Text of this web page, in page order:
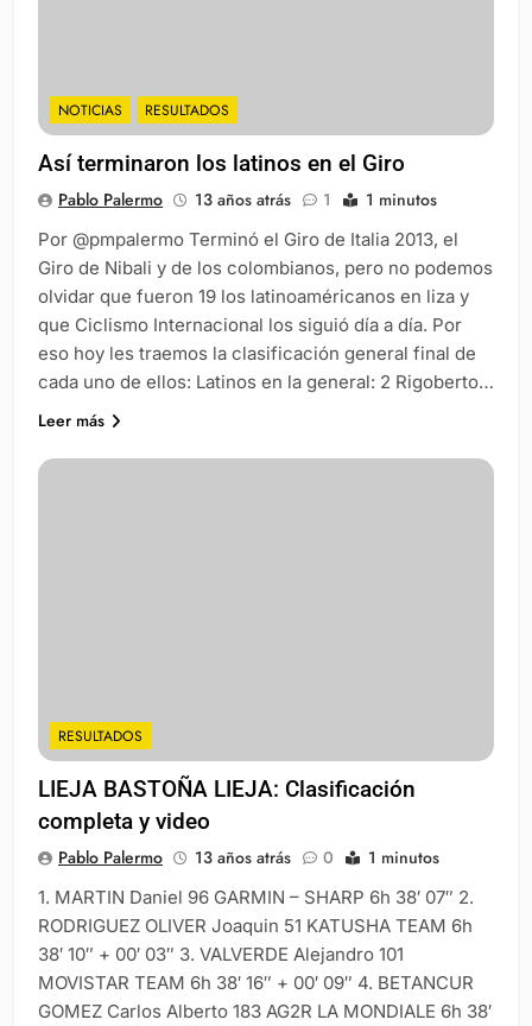
NOTICIAS RESULTADOS
Así terminaron los latinos en el Giro
Pablo Palermo 13 años atrás 1 1 minutos
Por @pmpalermo Terminó el Giro de Italia 2013, el
Giro de Nibali y de los colombianos, pero no podemos
olvidar que fueron 19 los latinoaméricanos en liza y
que Ciclismo Internacional los siguió día a día. Por
eso hoy les traemos la clasificación general final de
cada uno de ellos: Latinos en la general: 2 Rigoberto…
Leer más
RESULTADOS
LIEJA BASTOÑA LIEJA: Clasificación
completa y video
Pablo Palermo 13 años atrás 0 1 minutos
1. MARTIN Daniel 96 GARMIN – SHARP 6h 38′ 07″ 2.
RODRIGUEZ OLIVER Joaquin 51 KATUSHA TEAM 6h
38′ 10″ + 00′ 03″ 3. VALVERDE Alejandro 101
MOVISTAR TEAM 6h 38′ 16″ + 00′ 09″ 4. BETANCUR
GOMEZ Carlos Alberto 183 AG2R LA MONDIALE 6h 38′